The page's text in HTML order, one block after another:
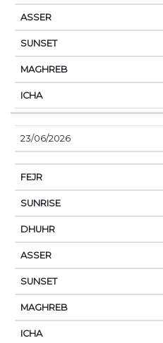
23/06/2026